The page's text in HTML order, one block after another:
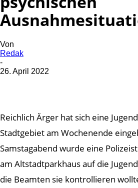
Von
Redak
-
26. April 2022
Reichlich Ärger hat sich eine
Stadtgebiet am Wochenende
Samstagabend wurde eine
am Altstadtparkhaus auf die
die Beamten sie kontrollieren